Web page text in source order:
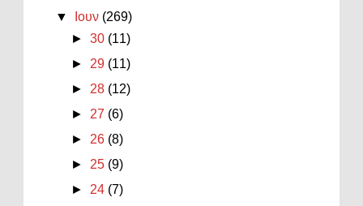
▼
Ιουν (269)
►30 (11)
► 29 (11)
► 28 (12)
► 27 (6)
► 26 (8)
► 25 (9)
► 24 (7)